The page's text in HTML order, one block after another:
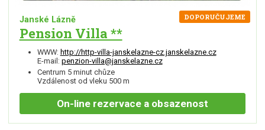
Janské Lázně
Pension Villa **
DOPORUČUJEME
WWW: http://http-villa-janskelazne-cz.janskelazne.cz
E-mail: penzion-villa@janskelazne.cz
Centrum 5 minut chůze
Vzdálenost od vleku 500 m
On-line rezervace a obsazenost